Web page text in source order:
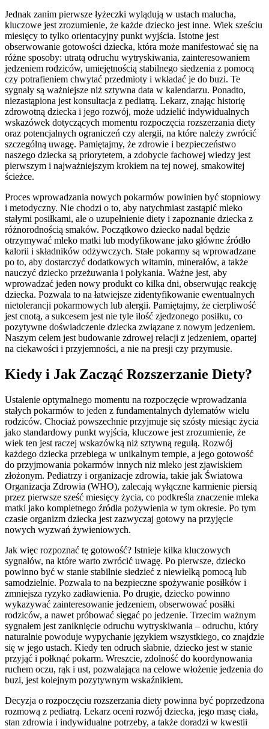
Jednak zanim pierwsze łyżeczki wylądują w ustach malucha,
kluczowe jest zrozumienie, że każde dziecko jest inne. Wiek sześciu
miesięcy to tylko orientacyjny punkt wyjścia. Istotne jest
obserwowanie gotowości dziecka, która może manifestować się na
różne sposoby: utratą odruchu wytryskiwania, zainteresowaniem
jedzeniem rodziców, umiejętnością stabilnego siedzenia z pomocą
czy potrafieniem chwytać przedmioty i wkładać je do buzi. Te
sygnały są ważniejsze niż sztywna data w kalendarzu. Ponadto,
niezastąpiona jest konsultacja z pediatrą. Lekarz, znając historię
zdrowotną dziecka i jego rozwój, może udzielić indywidualnych
wskazówek dotyczących momentu rozpoczęcia rozszerzania diety
oraz potencjalnych ograniczeń czy alergii, na które należy zwrócić
szczególną uwagę. Pamiętajmy, że zdrowie i bezpieczeństwo
naszego dziecka są priorytetem, a zdobycie fachowej wiedzy jest
pierwszym i najważniejszym krokiem na tej nowej, smakowitej
ścieżce.
Proces wprowadzania nowych pokarmów powinien być stopniowy
i metodyczny. Nie chodzi o to, aby natychmiast zastąpić mleko
stałymi posiłkami, ale o uzupełnienie diety i zapoznanie dziecka z
różnorodnością smaków. Początkowo dziecko nadal będzie
otrzymywać mleko matki lub modyfikowane jako główne źródło
kalorii i składników odżywczych. Stałe pokarmy są wprowadzane
po to, aby dostarczyć dodatkowych witamin, minerałów, a także
nauczyć dziecko przeżuwania i połykania. Ważne jest, aby
wprowadzać jeden nowy produkt co kilka dni, obserwując reakcję
dziecka. Pozwala to na łatwiejsze zidentyfikowanie ewentualnych
nietolerancji pokarmowych lub alergii. Pamiętajmy, że cierpliwość
jest cnotą, a sukcesem jest nie tyle ilość zjedzonego posiłku, co
pozytywne doświadczenie dziecka związane z nowym jedzeniem.
Naszym celem jest budowanie zdrowej relacji z jedzeniem, opartej
na ciekawości i przyjemności, a nie na presji czy przymusie.
Kiedy i Jak Zacząć Rozszerzanie Diety?
Ustalenie optymalnego momentu na rozpoczęcie wprowadzania
stałych pokarmów to jeden z fundamentalnych dylematów wielu
rodziców. Chociaż powszechnie przyjmuje się szósty miesiąc życia
jako standardowy punkt wyjścia, kluczowe jest zrozumienie, że
wiek ten jest raczej wskazówką niż sztywną regułą. Rozwój
każdego dziecka przebiega w unikalnym tempie, a jego gotowość
do przyjmowania pokarmów innych niż mleko jest zjawiskiem
złożonym. Pediatrzy i organizacje zdrowia, takie jak Światowa
Organizacja Zdrowia (WHO), zalecają wyłączne karmienie piersią
przez pierwsze sześć miesięcy życia, co podkreśla znaczenie mleka
matki jako kompletnego źródła pożywienia w tym okresie. Po tym
czasie organizm dziecka jest zazwyczaj gotowy na przyjęcie
nowych wyzwań żywieniowych.
Jak więc rozpoznać tę gotowość? Istnieje kilka kluczowych
sygnałów, na które warto zwrócić uwagę. Po pierwsze, dziecko
powinno być w stanie stabilnie siedzieć z niewielką pomocą lub
samodzielnie. Pozwala to na bezpieczne spożywanie posiłków i
zmniejsza ryzyko zadławienia. Po drugie, dziecko powinno
wykazywać zainteresowanie jedzeniem, obserwować posiłki
rodziców, a nawet próbować sięgać po jedzenie. Trzecim ważnym
sygnałem jest zaniknięcie odruchu wytryskiwania – odruchu, który
naturalnie powoduje wypychanie językiem wszystkiego, co znajdzie
się w jego ustach. Kiedy ten odruch słabnie, dziecko jest w stanie
przyjąć i połknąć pokarm. Wreszcie, zdolność do koordynowania
ruchem oczu, rąk i ust, pozwalająca na celowe włożenie jedzenia do
buzi, jest kolejnym pozytywnym wskaźnikiem.
Decyzja o rozpoczęciu rozszerzania diety powinna być poprzedzona
rozmową z pediatrą. Lekarz oceni rozwój dziecka, jego masę ciała,
stan zdrowia i indywidualne potrzeby, a także doradzi w kwestii